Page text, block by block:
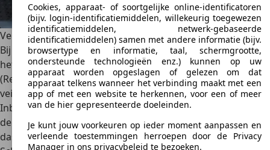
Veiligheid
Bij de ontwikkeling van de nieuwe Mitsubishi Canter stond
het veiligheidsaspect centraal. De Mitsubishi Fuso RISE
(Realised Impact Safety Evolution) is een nieuw
veiligheidssysteem voor de bestuurderscabine.
Inbegrepen zijn onder anderebotsingsbescherming aan
de zijkant, het frame voor de vloer is versterkt, het
dashboard is ontworpen om energie te absorberen.
Cookies, apparaat- of soortgelijke online-identificatoren
(bijv. login-identificatiemiddelen, willekeurig toegewezen
identificatiemiddelen, netwerk-gebaseerde
identificatiemiddelen) samen met andere informatie (bijv.
browsertype en informatie, taal, schermgrootte,
ondersteunde technologieën enz.) kunnen op uw
apparaat worden opgeslagen of gelezen om dat
apparaat telkens wanneer het verbinding maakt met een
app of met een website te herkennen, voor een of meer
van de hier gepresenteerde doeleinden.
Je kunt jouw voorkeuren op ieder moment aanpassen en
verleende toestemmingen herroepen door de Privacy
Manager in ons privacybeleid te bezoeken.